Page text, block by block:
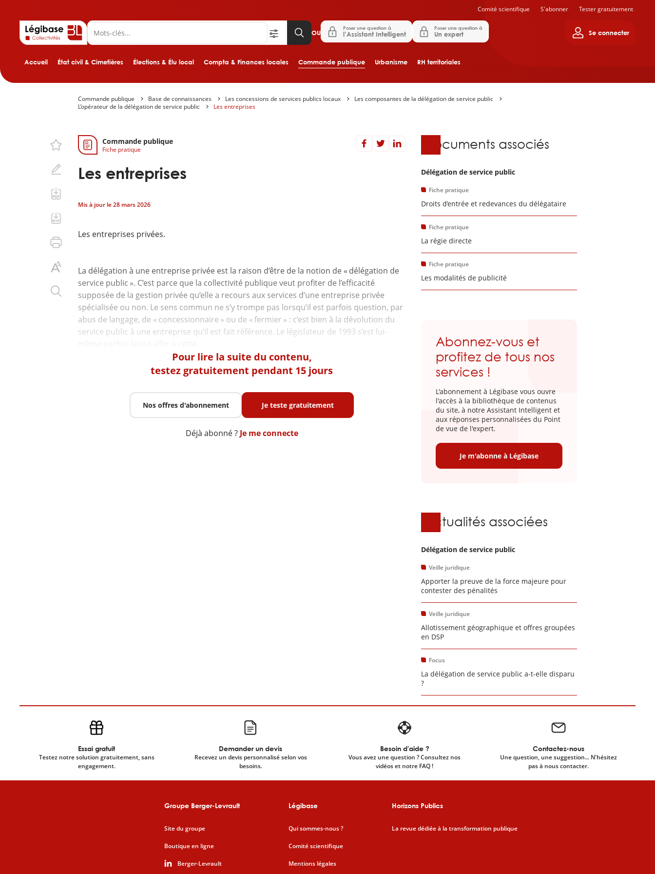
Aller au contenu principal
Accueil État civil & Cimetières Élections & Élu local Compta & Finances locales Commande publique Urbanisme RH territoriales
OU
Poser une question à
l’Assistant Intelligent
Poser une question à
Un expert Se connecter
Comité scientifique S'abonner Tester gratuitement
Commande publique Base de connaissances Les concessions de services publics locaux
Les composantes de la délégation de service public
L’opérateur de la délégation de service public
Les entreprises
Commande publique
Fiche pratique
Les entreprises
Mis à jour le28 mars 2026
Les entreprises privées.
La délégation à une entreprise privée est la raison d’être de la notion de « délégation de
service public ». C’est parce que la collectivité publique veut profiter de l’efficacité
supposée de la gestion privée qu’elle a recours aux services d’une entreprise privée
spécialisée ou non. Le sens commun ne s’y trompe pas lorsqu’il est parfois question, par
abus de langage, de « concessionnaire » ou de « fermier » : c’est bien à la dévolution du
service public à une entreprise qu’il est fait référence. Le législateur de 1993 s’est lui-
Pour lire la suite du contenu,
testez gratuitement pendant 15 jours
Nos offres d'abonnement Je teste gratuitement
Déjà abonné ? Je me connecte
Documents associés
Délégation de service public
Fiche pratique
Droits d’entrée et redevances du délégataire
Fiche pratique
La régie directe
Fiche pratique
Les modalités de publicité
Abonnez-vous et
profitez de tous nos
services !
L'abonnement à Légibase vous ouvre
l'accès à la bibliothèque de contenus
du site, à notre Assistant Intelligent et
aux réponses personnalisées du Point
de vue de l'expert.
Je m'abonne à Légibase
Actualités associées
Délégation de service public
Veille juridique
Apporter la preuve de la force majeure pour
contester des pénalités
Veille juridique
Allotissement géographique et offres groupées
en DSP
Focus
La délégation de service public a-t-elle disparu
?
Essai gratuit
Testez notre solution gratuitement, sans
engagement.
Demander un devis
Recevez un devis personnalisé selon vos
besoins.
Besoin d'aide ?
Vous avez une question ? Consultez nos
vidéos et notre FAQ !
Contactez-nous
Une question, une suggestion... N'hésitez
pas à nous contacter.
Groupe Berger-Levrault
Site du groupe
Boutique en ligne
Berger-Levrault
Légibase
Qui sommes-nous ?
Comité scientifique
Mentions légales
Horizons Publics
La revue dédiée à la transformation publique